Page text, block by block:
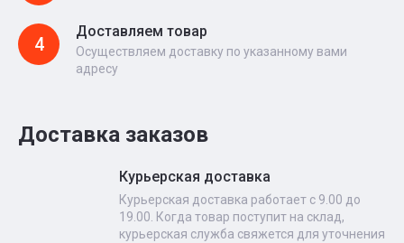
4
Доставляем товар
Осуществляем доставку по указанному вами
адресу
Доставка заказов
Курьерская доставка
Курьерская доставка работает с 9.00 до
19.00. Когда товар поступит на склад,
курьерская служба свяжется для уточнения